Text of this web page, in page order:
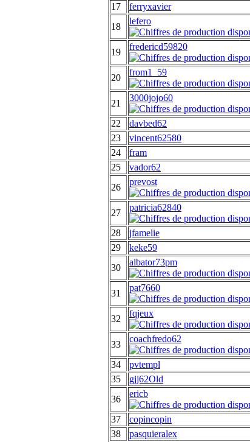
17
ferryxavier
18
lefero
19
fredericd59820
20
from1_59
21
3000jojo60
22
davbed62
23
vincent62580
24
fram
25
vador62
26
prevost
27
patricia62840
28
jfamelie
29
keke59
30
albator73pm
31
pat7660
32
fqjeux
33
coachfredo62
34
pvtempl
35
gjj62Old
36
ericb
37
copincopin
38
pasquieralex